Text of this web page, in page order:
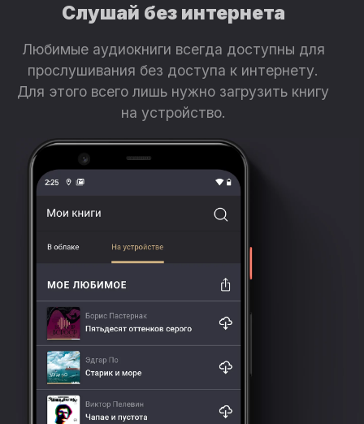
Слушай без интернета
Любимые аудиокниги всегда доступны для
прослушивания без доступа к интернету.
Для этого всего лишь нужно загрузить книгу
на устройство.